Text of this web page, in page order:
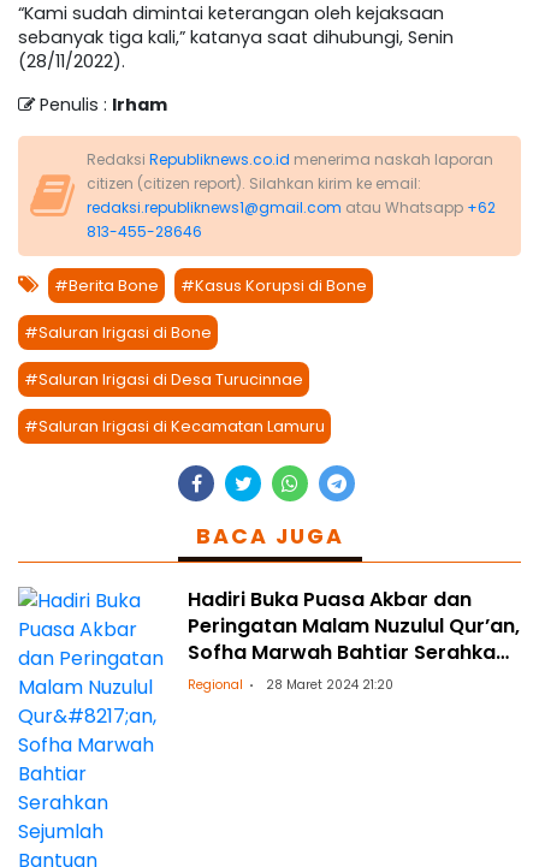
“Kami sudah dimintai keterangan oleh kejaksaan
sebanyak tiga kali,” katanya saat dihubungi, Senin
(28/11/2022).
Penulis : Irham
Redaksi Republiknews.co.id menerima naskah laporan
citizen (citizen report). Silahkan kirim ke email:
redaksi.republiknews1@gmail.com atau Whatsapp +62
813-455-28646
#Berita Bone #Kasus Korupsi di Bone
#Saluran Irigasi di Bone
#Saluran Irigasi di Desa Turucinnae
#Saluran Irigasi di Kecamatan Lamuru
BACA JUGA
Hadiri Buka Puasa Akbar dan
Peringatan Malam Nuzulul Qur’an,
Sofha Marwah Bahtiar Serahkan
Sejumlah Bantuan
Regional 28 Maret 2024 21:20